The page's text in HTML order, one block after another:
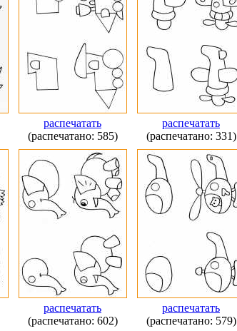
распечатать
(распечатано: 585)
распечатать
(распечатано: 331)
распечатать
(распечатано: 602)
распечатать
(распечатано: 579)